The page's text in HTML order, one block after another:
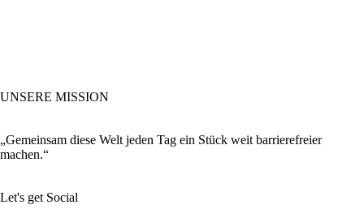
UNSERE MISSION
„Gemeinsam diese Welt jeden Tag ein Stück weit barrierefreier
machen.“
Let's get Social